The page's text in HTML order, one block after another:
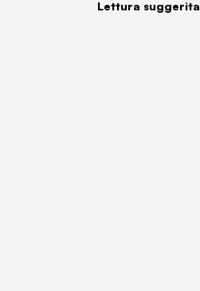
Lettura suggerita